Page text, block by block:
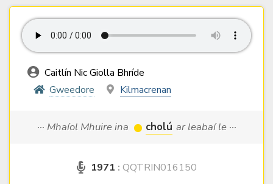
Caitlín Nic Giolla Bhríde
Gweedore
Kilmacrenan
··· Mhaíol Mhuire ina cholú ar leabaí le ···
1971 : QQTRIN016150